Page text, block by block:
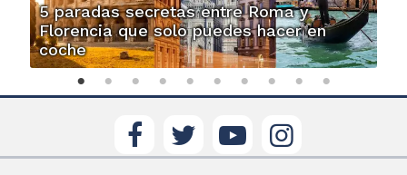
5 paradas secretas entre Roma y
Florencia que solo puedes hacer en
coche